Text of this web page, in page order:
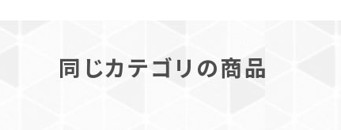
同じカテゴリの商品